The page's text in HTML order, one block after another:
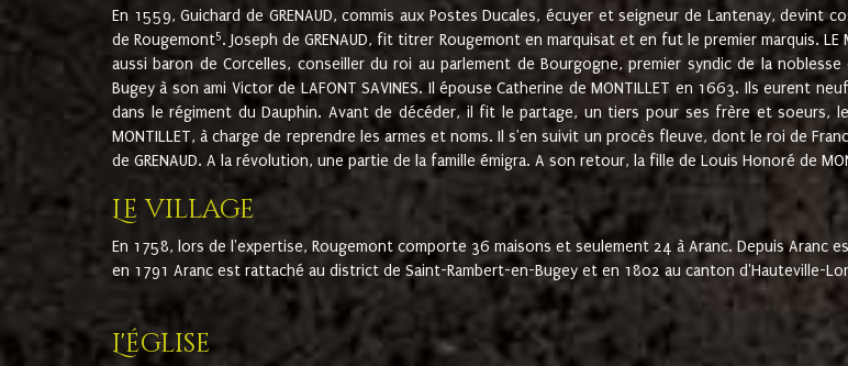
En 1559, Guichard de GRENAUD, commis aux Postes Ducales, écuyer et seigneur de Lantenay,
de Rougemont5. Joseph de GRENAUD, fit titrer Rougemont en marquisat et en fut le premier marquis.
aussi baron de Corcelles, conseiller du roi au parlement de Bourgogne, premier syndic de la
Bugey à son ami Victor de LAFONT SAVINES. Il épouse Catherine de MONTILLET en 1663. Ils eurent
dans le régiment du Dauphin. Avant de décéder, il fit le partage, un tiers pour ses frère et soeurs,
MONTILLET, à charge de reprendre les armes et noms. Il s'en suivit un procès fleuve, dont le roi de
de GRENAUD. A la révolution, une partie de la famille émigra. A son retour, la fille de Louis Honoré de
Le village
En 1758, lors de l'expertise, Rougemont comporte 36 maisons et seulement 24 à Aranc. Depuis Aranc
en 1791 Aranc est rattaché au district de Saint-Rambert-en-Bugey et en 1802 au canton d'Hauteville-
L'église